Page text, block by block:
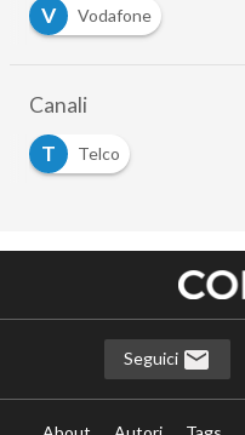
V
Vodafone
Canali
T
Telco
Seguici